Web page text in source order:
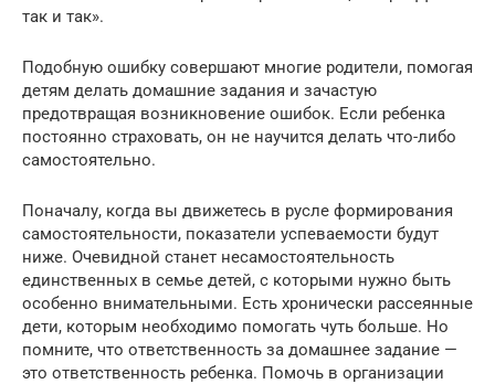
так и так».
Подобную ошибку совершают многие родители, помогая
детям делать домашние задания и зачастую
предотвращая возникновение ошибок. Если ребенка
постоянно страховать, он не научится делать что-либо
самостоятельно.
Поначалу, когда вы движетесь в русле формирования
самостоятельности, показатели успеваемости будут
ниже. Очевидной станет несамостоятельность
единственных в семье детей, с которыми нужно быть
особенно внимательными. Есть хронически рассеянные
дети, которым необходимо помогать чуть больше. Но
помните, что ответственность за домашнее задание —
это ответственность ребенка. Помочь в организации